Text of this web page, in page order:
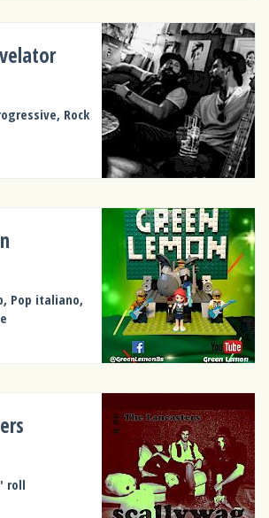
Rock
Pop italiano,
roll